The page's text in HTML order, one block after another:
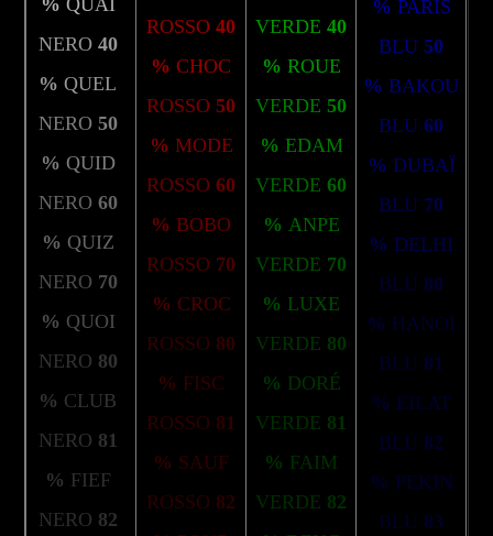
% QUAI
NERO 40
% QUEL
NERO 50
% QUID
NERO 60
% QUIZ
NERO 70
% QUOI
NERO 80
% CLUB
NERO 81
% FIEF
NERO 82
ROSSO40
% CHOC
ROSSO50
% MODE
ROSSO60
% BOBO
ROSSO 70
% CROC
ROSSO 80
% FISC
ROSSO 81
% SAUF
ROSSO 82
VERDE40
% ROUE
VERDE50
% EDAM
VERDE60
% ANPE
VERDE 70
% LUXE
VERDE 80
% DORÉ
VERDE 81
% FAIM
VERDE 82
% PARIS
BLU50
% BAKOU
BLU60
% DUBAÏ
BLU 70
% DELHI
BLU 80
% HANOÏ
BLU 81
% EILAT
BLU 82
% PEKIN
BLU 83